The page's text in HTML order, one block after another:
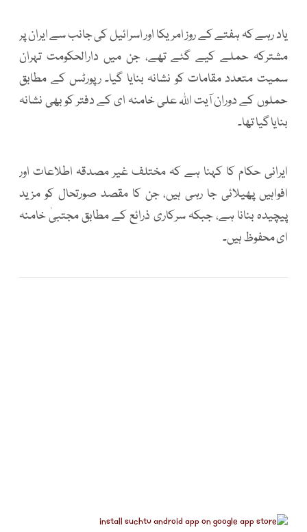
یاد رہے کہ ہفتے کے روز امریکا اور اسرائیل کی جانب سے ایران پر
مشترکہ حملے کیے گئے تھے، جن میں دارالحکومت تہران
سمیت متعدد مقامات کو نشانہ بنایا گیا۔ رپورٹس کے مطابق
حملوں کے دورانآیت اللہ علی خامنہ ایکے دفتر کو بھی نشانہ
بنایا گیا تھا۔
ایرانی حکام کا کہنا ہے کہ مختلف غیر مصدقہ اطلاعات اور
افواہیں پھیلائی جا رہی ہیں، جن کا مقصد صورتحال کو مزید
پیچیدہ بنانا ہے، جبکہ سرکاری ذرائع کے مطابق مجتبیٰ خامنہ
ای محفوظ ہیں۔